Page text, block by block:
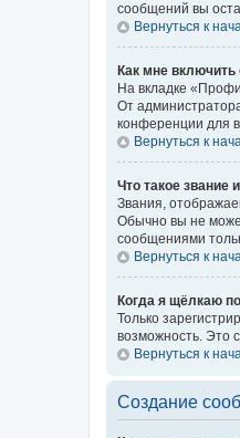
сообщений вы
Вернуться к
Как мне
На вкладке
От
конференции для
Вернуться к
Что такое звание
Звания,
Обычно вы не
сообщениями
Вернуться к
Когда я щёлкаю
Только
возможность. Это
Вернуться к
Создание